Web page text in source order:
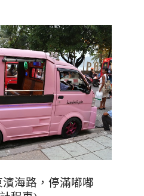
海路，停滿嘟嘟